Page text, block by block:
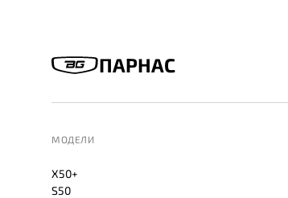
ПАРНАС
МОДЕЛИ
X50+
S50